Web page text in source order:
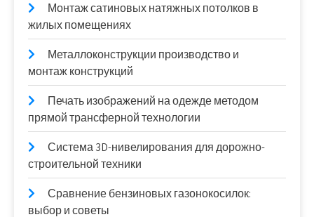
Монтаж сатиновых натяжных потолков в
жилых помещениях
Металлоконструкции производство и
монтаж конструкций
Печать изображений на одежде методом
прямой трансферной технологии
Система 3D-нивелирования для дорожно-
строительной техники
Сравнение бензиновых газонокосилок:
выбор и советы